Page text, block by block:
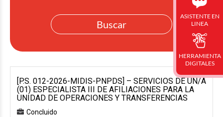
[P.S. 012-2026-MIDIS-PNPDS] – SERVICIOS DE UN/A
(01) ESPECIALISTA III DE AFILIACIONES PARA LA
UNIDAD DE OPERACIONES Y TRANSFERENCIAS
Concluido
ASISTENTE EN
LINEA
HERRAMIENTA
DIGITALES